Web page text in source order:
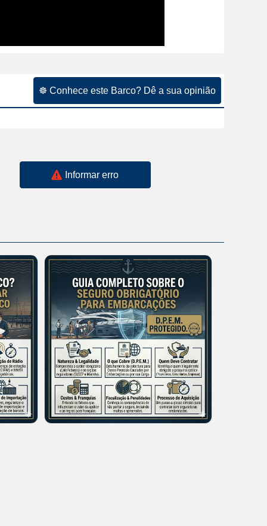
☸ Conhece este Barco? Dê a sua opinião
Informar erro